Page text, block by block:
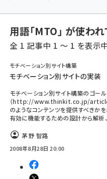
ツ
加藤銘のチーム貢献
iot女子会 (2263)
北海道をのんびり旅す
drupal (1940)
genai (1473)
ai crunch (1347)
abc123 (1346)
用語「MTO」 が使わ
全 1 記事中 1 ～ 1 を表示
モチベーション別サイト構築
モチベーション別サイトの実装
モチベーション別サイト構築のゴー
（http://www.thinkit.co.jp/article/
のようなコンテンツを提供すべきか
有効に機能するための設計から解析
茅野 智路
2008年8月28日 20:00